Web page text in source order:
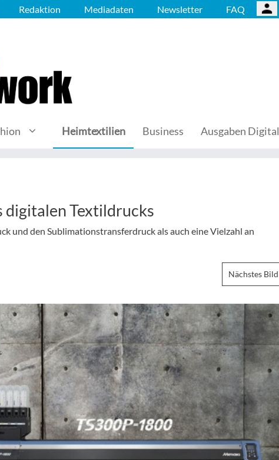
Redaktion Mediadaten Newsletter FAQ
Heimtextilien Business Ausgaben Digital
digitalen Textildrucks
und den Sublimationstransferdruck als auch eine Vielzahl an
Nächstes Bild